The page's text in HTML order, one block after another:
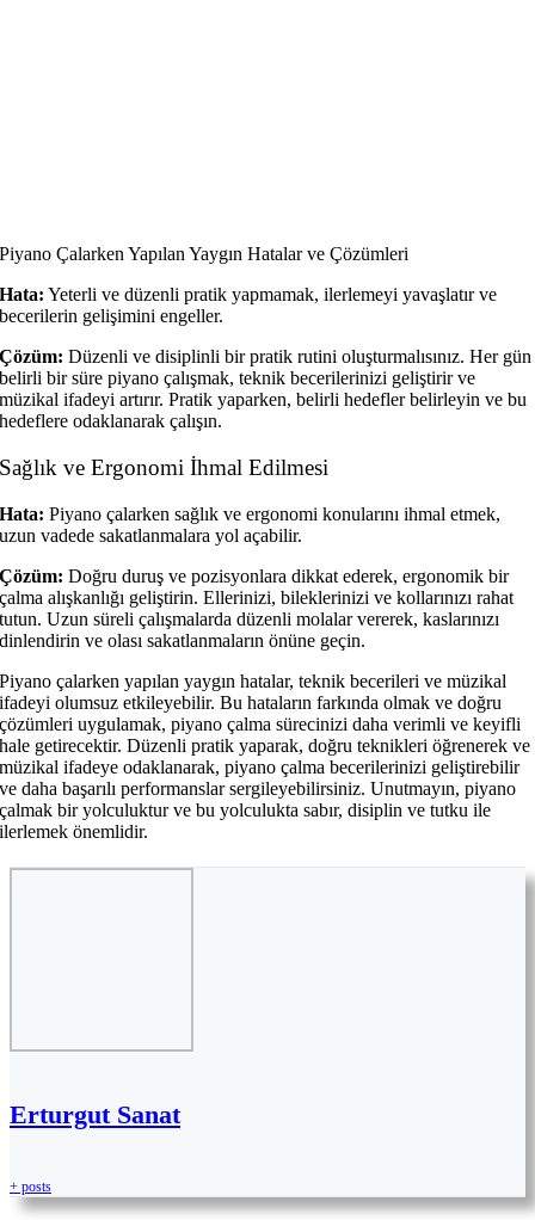
Piyano Çalarken Yapılan Yaygın Hatalar ve Çözümleri
Hata: Yeterli ve düzenli pratik yapmamak, ilerlemeyi yavaşlatır ve
becerilerin gelişimini engeller.
Çözüm: Düzenli ve disiplinli bir pratik rutini oluşturmalısınız. Her gün
belirli bir süre piyano çalışmak, teknik becerilerinizi geliştirir ve
müzikal ifadeyi artırır. Pratik yaparken, belirli hedefler belirleyin ve bu
hedeflere odaklanarak çalışın.
Sağlık ve Ergonomi İhmal Edilmesi
Hata: Piyano çalarken sağlık ve ergonomi konularını ihmal etmek,
uzun vadede sakatlanmalara yol açabilir.
Çözüm: Doğru duruş ve pozisyonlara dikkat ederek, ergonomik bir
çalma alışkanlığı geliştirin. Ellerinizi, bileklerinizi ve kollarınızı rahat
tutun. Uzun süreli çalışmalarda düzenli molalar vererek, kaslarınızı
dinlendirin ve olası sakatlanmaların önüne geçin.
Piyano çalarken yapılan yaygın hatalar, teknik becerileri ve müzikal
ifadeyi olumsuz etkileyebilir. Bu hataların farkında olmak ve doğru
çözümleri uygulamak, piyano çalma sürecinizi daha verimli ve keyifli
hale getirecektir. Düzenli pratik yaparak, doğru teknikleri öğrenerek ve
müzikal ifadeye odaklanarak, piyano çalma becerilerinizi geliştirebilir
ve daha başarılı performanslar sergileyebilirsiniz. Unutmayın, piyano
çalmak bir yolculuktur ve bu yolculukta sabır, disiplin ve tutku ile
ilerlemek önemlidir.
Erturgut Sanat
+ posts